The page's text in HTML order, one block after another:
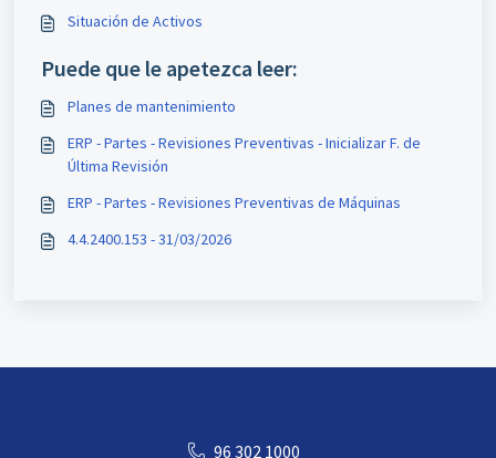
Situación de Activos
Puede que le apetezca leer:
Planes de mantenimiento
ERP - Partes - Revisiones Preventivas - Inicializar F. de
Última Revisión
ERP - Partes - Revisiones Preventivas de Máquinas
4.4.2400.153 - 31/03/2026
96 302 1000